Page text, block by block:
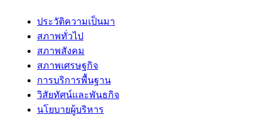
ประวัติความเป็นมา
สภาพทั่วไป
สภาพสังคม
สภาพเศรษฐกิจ
การบริการพื้นฐาน
วิสัยทัศน์และพันธกิจ
นโยบายผู้บริหาร